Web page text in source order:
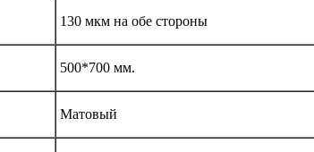
130 мкм на обе стороны
500*700 мм.
Матовый